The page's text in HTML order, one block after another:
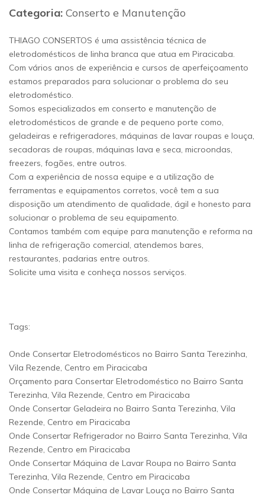
Categoria: Conserto e Manutenção
THIAGO CONSERTOS é uma assistência técnica de
eletrodomésticos de linha branca que atua em Piracicaba.
Com vários anos de experiência e cursos de aperfeiçoamento
estamos preparados para solucionar o problema do seu
eletrodoméstico.
Somos especializados em conserto e manutenção de
eletrodomésticos de grande e de pequeno porte como,
geladeiras e refrigeradores, máquinas de lavar roupas e louça,
secadoras de roupas, máquinas lava e seca, microondas,
freezers, fogões, entre outros.
Com a experiência de nossa equipe e a utilização de
ferramentas e equipamentos corretos, você tem a sua
disposição um atendimento de qualidade, ágil e honesto para
solucionar o problema de seu equipamento.
Contamos também com equipe para manutenção e reforma na
linha de refrigeração comercial, atendemos bares,
restaurantes, padarias entre outros.
Solicite uma visita e conheça nossos serviços.
Tags:
Onde Consertar Eletrodomésticos no Bairro Santa Terezinha,
Vila Rezende, Centro em Piracicaba
Orçamento para Consertar Eletrodoméstico no Bairro Santa
Terezinha, Vila Rezende, Centro em Piracicaba
Onde Consertar Geladeira no Bairro Santa Terezinha, Vila
Rezende, Centro em Piracicaba
Onde Consertar Refrigerador no Bairro Santa Terezinha, Vila
Rezende, Centro em Piracicaba
Onde Consertar Máquina de Lavar Roupa no Bairro Santa
Terezinha, Vila Rezende, Centro em Piracicaba
Onde Consertar Máquina de Lavar Louça no Bairro Santa